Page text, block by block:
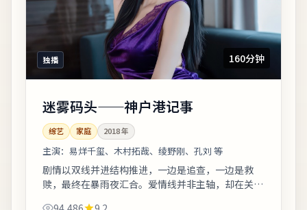
独播 160分钟
迷雾码头——神户港记事
综艺 家庭 2018年
主演： 易烊千玺、木村拓哉、绫野刚、孔刘 等
剧情以双线并进结构推进，一边是追查，一边是救
赎，最终在暴雨夜汇合。爱情线并非主轴，却在关键